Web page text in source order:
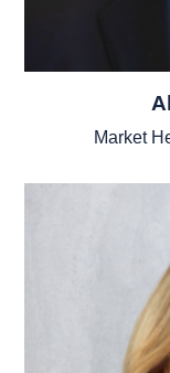
Market